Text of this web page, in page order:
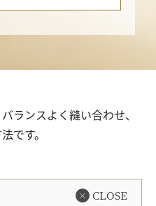
ランスよく縫い合わせ、
です。
CLOSE